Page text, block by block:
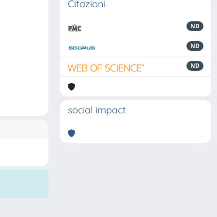
Citazioni
ND
ND
ND
social impact